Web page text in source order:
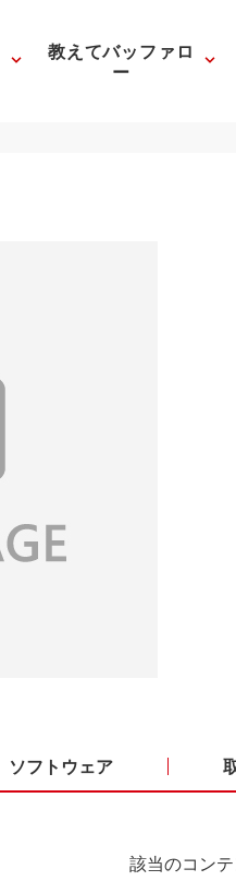
教えてバッファロ
ー
ソフトウェア
該当のコン